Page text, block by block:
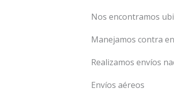
Nos encontramos
Manejamos contra
Realizamos envíos
Envíos aéreos